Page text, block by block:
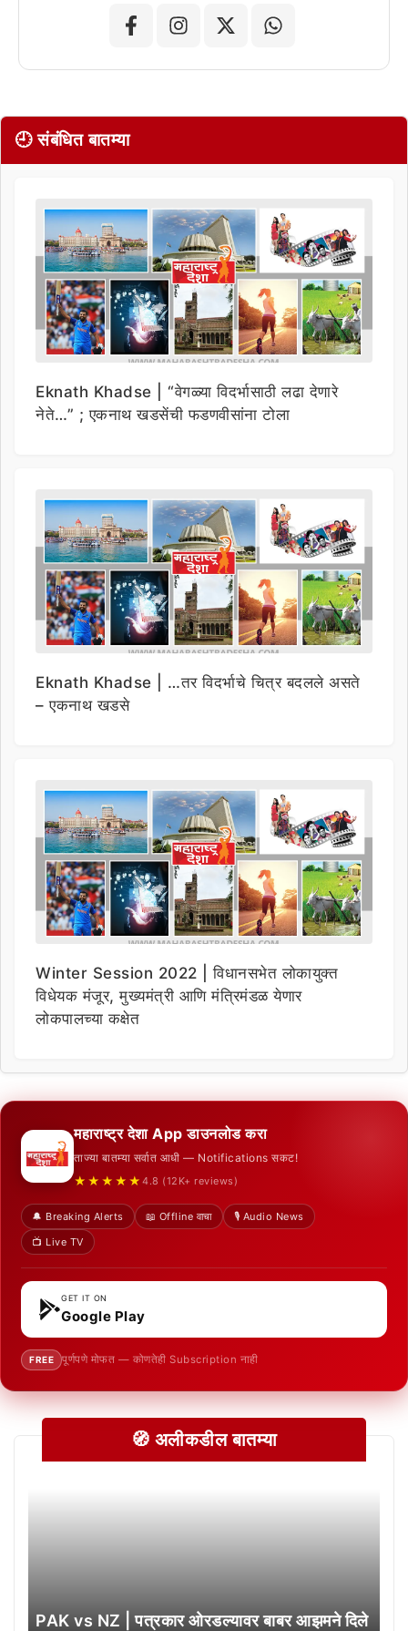
🕘 संबंधित बातम्या
Eknath Khadse | “वेगळ्या विदर्भासाठी लढा देणारे
नेते…” ; एकनाथ खडसेंची फडणवीसांना टोला
Eknath Khadse | …तर विदर्भाचे चित्र बदलले असते
– एकनाथ खडसे
Winter Session 2022 | विधानसभेत लोकायुक्त
विधेयक मंजूर, मुख्यमंत्री आणि मंत्रिमंडळ येणार
लोकपालच्या कक्षेत
महाराष्ट्र देशा App डाउनलोड करा
ताज्या बातम्या सर्वात आधी — Notifications सकट!
★★★★★ 4.8 (12K+ reviews)
🔔 Breaking Alerts 📖 Offline वाचा
🎙️ Audio News
📺 Live TV
GET IT ON
Google Play
FREE पूर्णपणे मोफत — कोणतेही Subscription नाही
🧭 अलीकडील बातम्या
PAK vs NZ | पत्रकार ओरडल्यावर बाबर आझमने दिले